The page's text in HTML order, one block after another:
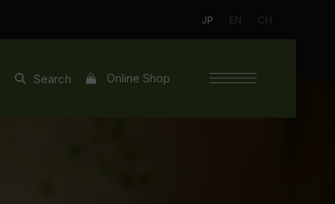
JP EN CH
Search Online Shop